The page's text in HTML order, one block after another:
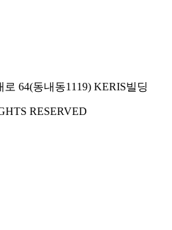
64(동내동1119) KERIS빌딩
RESERVED